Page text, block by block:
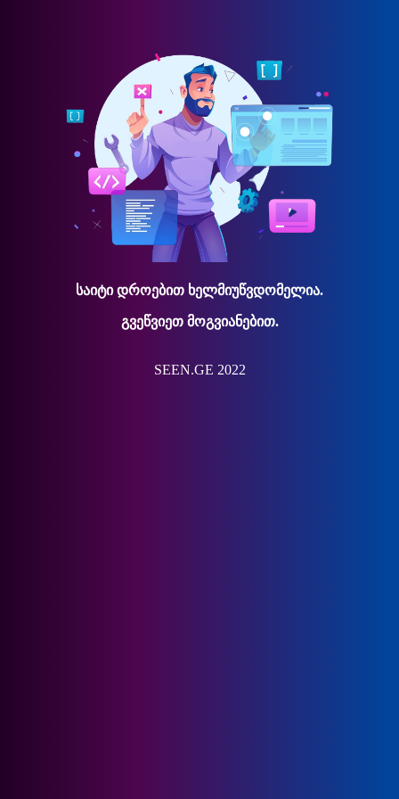
საიტი დროებით ხელმიუწვდომელია.
გვეწვიეთ მოგვიანებით.
SEEN.GE 2022